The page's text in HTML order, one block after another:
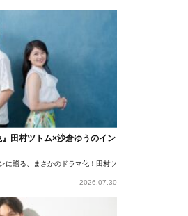
』田村ツトム×沙倉ゆうのイン
に贈る、まさかのドラマ化！田村ツトム×沙倉ゆうのが語
2026.07.30